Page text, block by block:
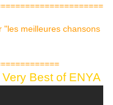
Best of ENYA